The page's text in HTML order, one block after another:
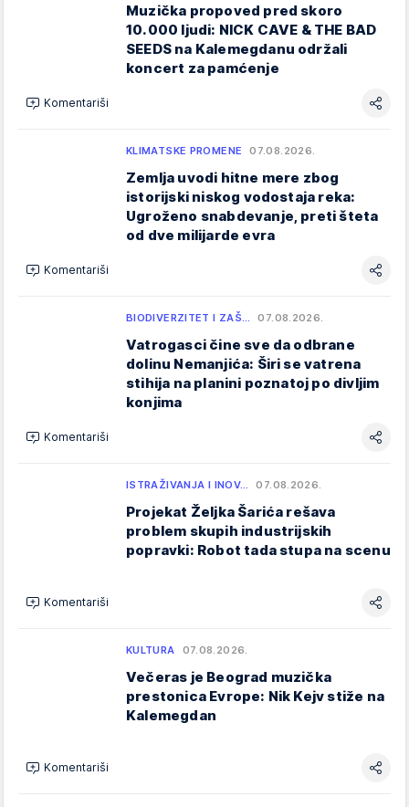
Muzička propoved pred skoro
10.000 ljudi: NICK CAVE & THE BAD
SEEDS na Kalemegdanu održali
koncert za pamćenje
Komentariši
KLIMATSKE PROMENE 07.08.2026.
Zemlja uvodi hitne mere zbog
istorijski niskog vodostaja reka:
Ugroženo snabdevanje, preti šteta
od dve milijarde evra
Komentariši
BIODIVERZITET I ZAŠ… 07.08.2026.
Vatrogasci čine sve da odbrane
dolinu Nemanjića: Širi se vatrena
stihija na planini poznatoj po divljim
konjima
Komentariši
ISTRAŽIVANJA I INOV… 07.08.2026.
Projekat Željka Šarića rešava
problem skupih industrijskih
popravki: Robot tada stupa na scenu
Komentariši
KULTURA 07.08.2026.
Večeras je Beograd muzička
prestonica Evrope: Nik Kejv stiže na
Kalemegdan
Komentariši